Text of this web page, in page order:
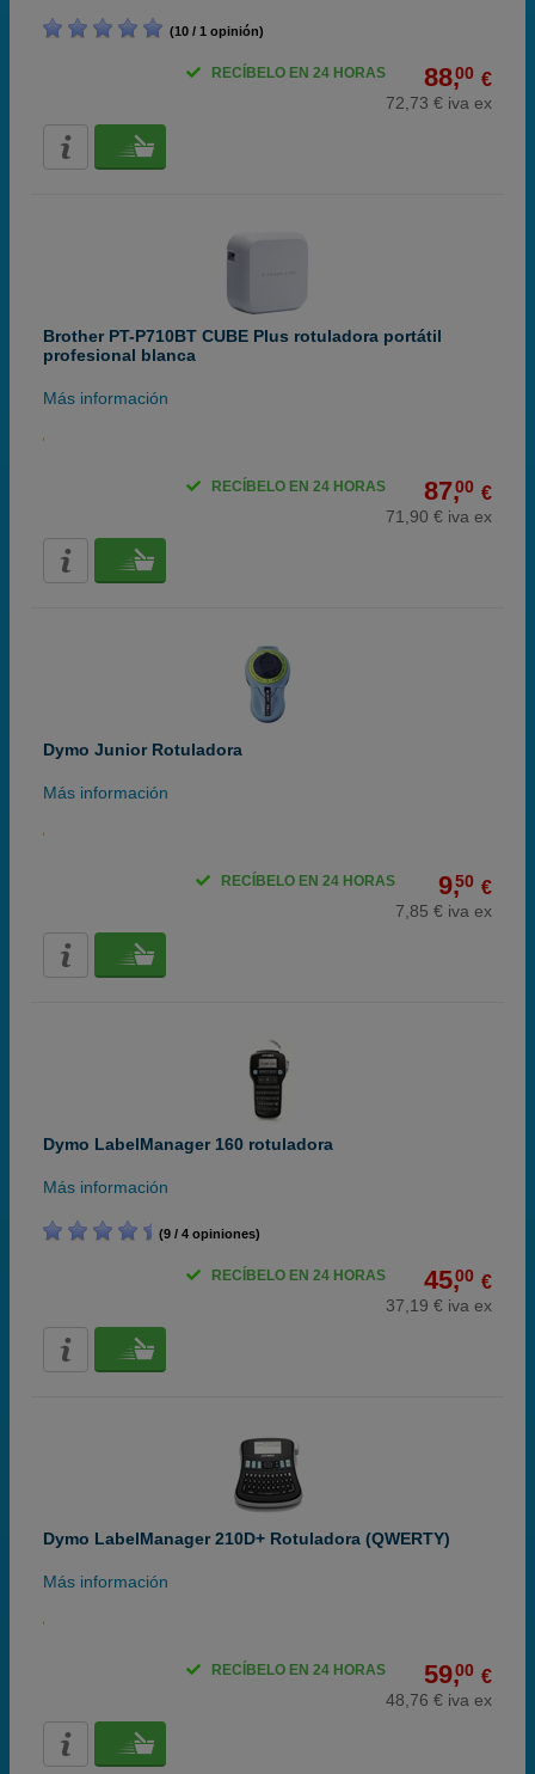
(10 / 1 opinión)
88,00 €
72,73 € iva ex
RECÍBELO EN 24 HORAS
Brother PT-P710BT CUBE Plus rotuladora portátil
profesional blanca
Más información
87,00 €
71,90 € iva ex
RECÍBELO EN 24 HORAS
Dymo Junior Rotuladora
Más información
9,50 €
7,85 € iva ex
RECÍBELO EN 24 HORAS
Dymo LabelManager 160 rotuladora
Más información
(9 / 4 opiniones)
45,00 €
37,19 € iva ex
RECÍBELO EN 24 HORAS
Dymo LabelManager 210D+ Rotuladora (QWERTY)
Más información
59,00 €
48,76 € iva ex
RECÍBELO EN 24 HORAS